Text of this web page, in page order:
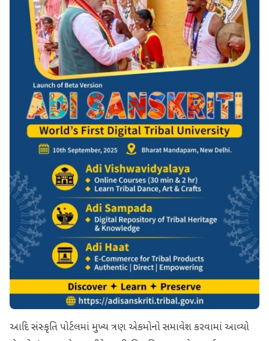
આદિ સંસ્કૃતિ પોર્ટલમાં મુખ્ય ત્રણ એકમોનો સમાવેશ કરવામાં આવ્યો